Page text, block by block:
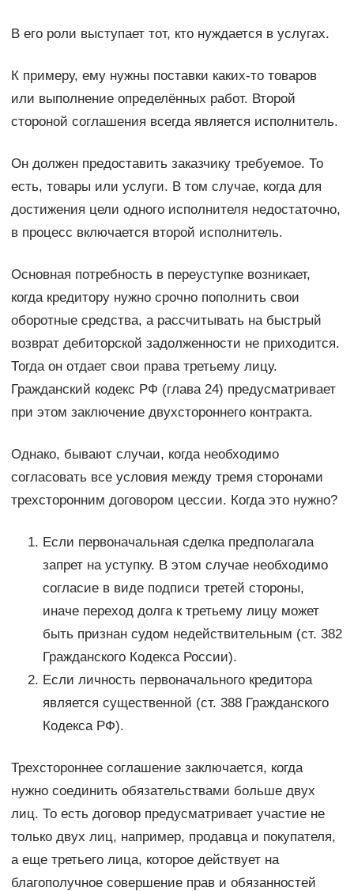
В его роли выступает тот, кто нуждается в услугах.
К примеру, ему нужны поставки каких-то товаров
или выполнение определённых работ. Второй
стороной соглашения всегда является исполнитель.
Он должен предоставить заказчику требуемое. То
есть, товары или услуги. В том случае, когда для
достижения цели одного исполнителя недостаточно,
в процесс включается второй исполнитель.
Основная потребность в переуступке возникает,
когда кредитору нужно срочно пополнить свои
оборотные средства, а рассчитывать на быстрый
возврат дебиторской задолженности не приходится.
Тогда он отдает свои права третьему лицу.
Гражданский кодекс РФ (глава 24) предусматривает
при этом заключение двухстороннего контракта.
Однако, бывают случаи, когда необходимо
согласовать все условия между тремя сторонами
трехсторонним договором цессии. Когда это нужно?
Если первоначальная сделка предполагала
запрет на уступку. В этом случае необходимо
согласие в виде подписи третей стороны,
иначе переход долга к третьему лицу может
быть признан судом недействительным (ст. 382
Гражданского Кодекса России).
Если личность первоначального кредитора
является существенной (ст. 388 Гражданского
Кодекса РФ).
Трехстороннее соглашение заключается, когда
нужно соединить обязательствами больше двух
лиц. То есть договор предусматривает участие не
только двух лиц, например, продавца и покупателя,
а еще третьего лица, которое действует на
благополучное совершение прав и обязанностей